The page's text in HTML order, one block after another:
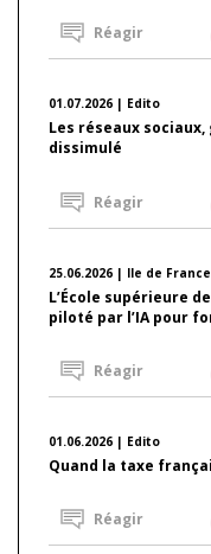
Réagir
01.07.2026 | Edito
Les réseaux
dissimulé
Réagir
25.06.2026 | Ile de France
L’École supérieure
piloté par l’IA pour
Réagir
01.06.2026 | Edito
Quand la taxe
Réagir